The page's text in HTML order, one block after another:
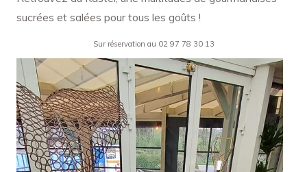
sucrées et salées pour tous les goûts !
Sur réservation au 02 97 78 30 13